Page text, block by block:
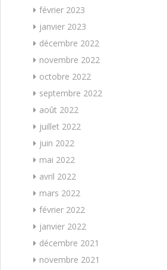
février 2023
janvier 2023
décembre 2022
novembre 2022
octobre 2022
septembre 2022
août 2022
juillet 2022
juin 2022
mai 2022
avril 2022
mars 2022
février 2022
janvier 2022
décembre 2021
novembre 2021